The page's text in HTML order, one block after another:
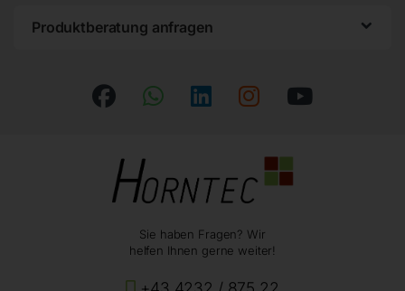
Produktberatung anfragen
Sie haben Fragen? Wir
helfen Ihnen gerne weiter!